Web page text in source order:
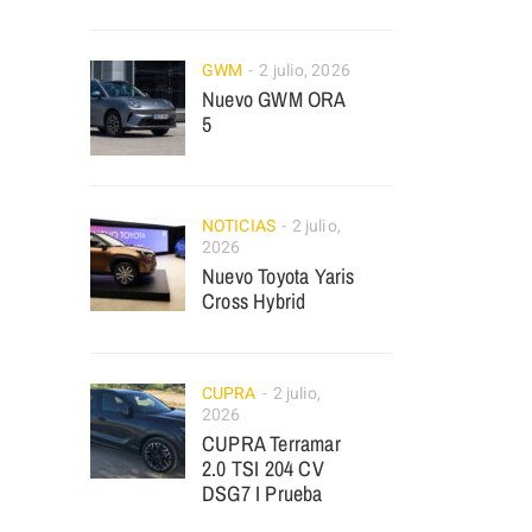
GWM 2 julio, 2026
Nuevo GWM ORA
5
NOTICIAS
2 julio,
2026
Nuevo Toyota Yaris
Cross Hybrid
CUPRA
2 julio,
2026
CUPRA Terramar
2.0 TSI 204 CV
DSG7 I Prueba